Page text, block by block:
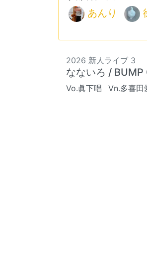
あんり
2026 新人ライブ 3
なないろ / BUMP
Vo.眞下唱 Vn.多喜田